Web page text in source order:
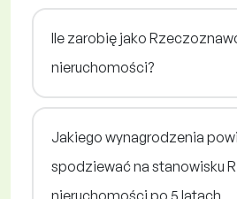
Ile zarobię jako
nieruchomości?
Jakiego wynagrodzenia
spodziewać na stanowisku
nieruchomości po 5 latach